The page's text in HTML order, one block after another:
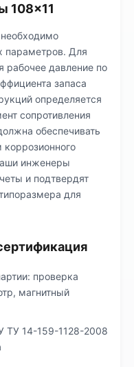
108×11
параметров. Для
рабочее давление по
запаса
определяется
сопротивления
обеспечивать
инженеры
и подтвердят
для
проверка
магнитный
ТУ 14-159-1128-2008